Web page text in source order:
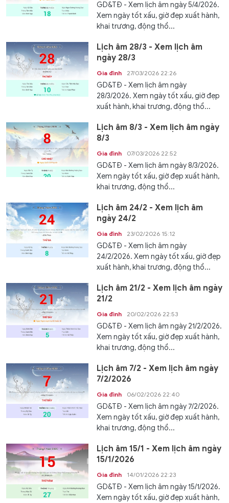
GD&TĐ - Xem lịch âm ngày 5/4/2026.
Xem ngày tốt xấu, giờ đẹp xuất hành,
khai trương, động thổ...
Lịch âm 28/3 - Xem lịch âm
ngày 28/3
Gia đình 27/03/2026 22:26
GD&TĐ - Xem lịch âm ngày
28/3/2026. Xem ngày tốt xấu, giờ đẹp
xuất hành, khai trương, động thổ...
Lịch âm 8/3 - Xem lịch âm ngày
8/3
Gia đình 07/03/2026 22:52
GD&TĐ - Xem lịch âm ngày 8/3/2026.
Xem ngày tốt xấu, giờ đẹp xuất hành,
khai trương, động thổ...
Lịch âm 24/2 - Xem lịch âm
ngày 24/2
Gia đình 23/02/2026 15:12
GD&TĐ - Xem lịch âm ngày
24/2/2026. Xem ngày tốt xấu, giờ đẹp
xuất hành, khai trương, động thổ...
Lịch âm 21/2 - Xem lịch âm ngày
21/2
Gia đình 20/02/2026 22:53
GD&TĐ - Xem lịch âm ngày 21/2/2026.
Xem ngày tốt xấu, giờ đẹp xuất hành,
khai trương, động thổ...
Lịch âm 7/2 - Xem lịch âm ngày
7/2/2026
Gia đình 06/02/2026 22:40
GD&TĐ - Xem lịch âm ngày 7/2/2026.
Xem ngày tốt xấu, giờ đẹp xuất hành,
khai trương, động thổ...
Lịch âm 15/1 - Xem lịch âm ngày
15/1/2026
Gia đình 14/01/2026 22:23
GD&TĐ - Xem lịch âm ngày 15/1/2026.
Xem ngày tốt xấu, giờ đẹp xuất hành,